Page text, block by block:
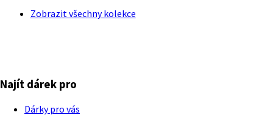
Zobrazit všechny kolekce
Najít dárek pro
Dárky pro vás